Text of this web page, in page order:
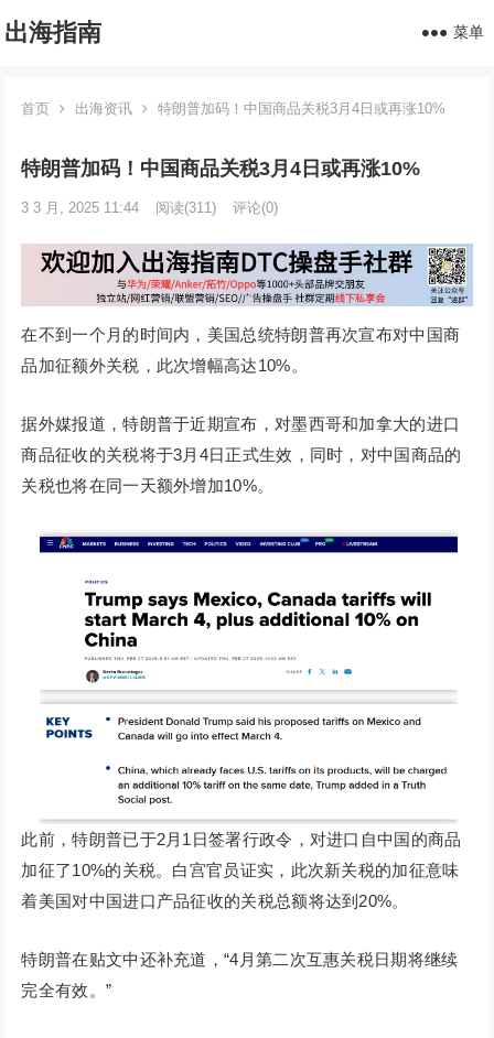
出海指南 菜单
首页 出海资讯 特朗普加码！中国商品关税3月4日或再涨10%
特朗普加码！中国商品关税3月4日或再涨10%
3 3 月, 2025 11:44 阅读(311) 评论(0)
在不到一个月的时间内，美国总统特朗普再次宣布对中国商
品加征额外关税，此次增幅高达10%。
据外媒报道，特朗普于近期宣布，对墨西哥和加拿大的进口
商品征收的关税将于3月4日正式生效，同时，对中国商品的
关税也将在同一天额外增加10%。
此前，特朗普已于2月1日签署行政令，对进口自中国的商品
加征了10%的关税。白宫官员证实，此次新关税的加征意味
着美国对中国进口产品征收的关税总额将达到20%。
特朗普在贴文中还补充道，“4月第二次互惠关税日期将继续
完全有效。”